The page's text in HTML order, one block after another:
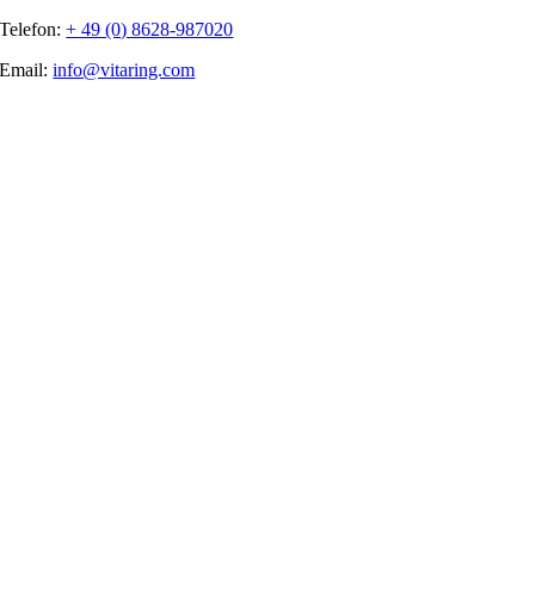
Telefon:+ 49 (0) 8628-987020
Email:info@vitaring.com